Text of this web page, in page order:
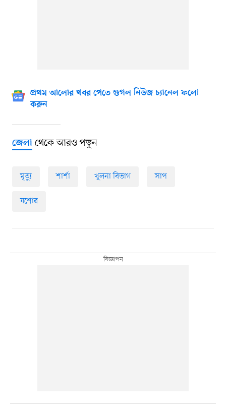
প্রথম আলোর খবর পেতে গুগল নিউজ চ্যানেল ফলো
করুন
জেলাথেকে আরও পড়ুন
মৃত্যু শার্শা খুলনা বিভাগ সাপ
যশোর